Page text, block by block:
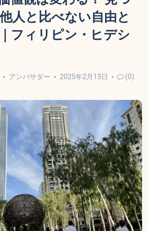
人と比べない自由と
フィリピン・ヒデシ
アンバサダー 2025年2月13日 (0)